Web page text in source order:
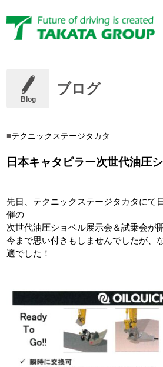
Blog
ブログ
テクニックステージタカタ
日本キャタピラー次世代油圧
先日、テクニックステージタカタにて
催の
次世代油圧ショベル展示会＆試乗会が
今まで思い付きもしませんでしたが、
適でした！